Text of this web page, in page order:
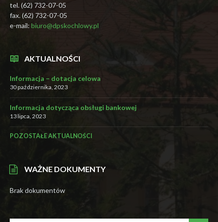
tel. (62) 732-07-05
fax. (62) 732-07-05
e-mail: biuro@dpskochlowy.pl
AKTUALNOŚCI
Informacja – dotacja celowa
30 października, 2023
Informacja dotycząca obsługi bankowej
13 lipca, 2023
POZOSTAŁE AKTUALNOŚCI
WAŻNE DOKUMENTY
Brak dokumentów